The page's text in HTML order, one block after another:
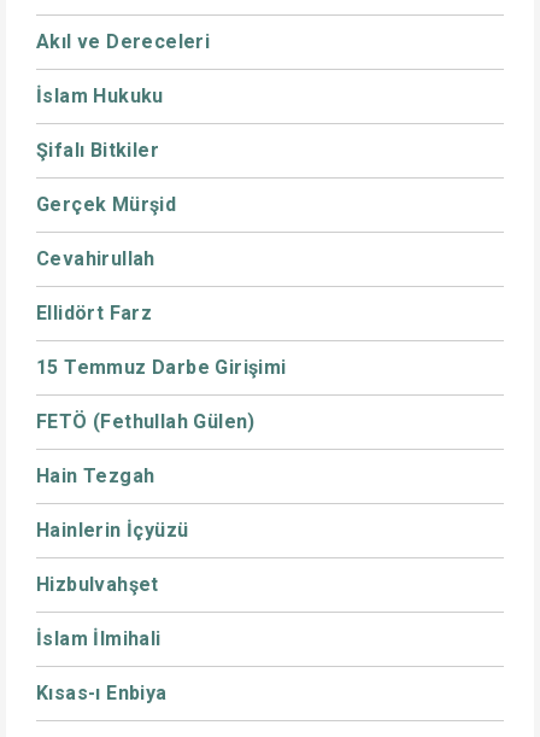
Akıl ve Dereceleri
İslam Hukuku
Şifalı Bitkiler
Gerçek Mürşid
Cevahirullah
Ellidört Farz
15 Temmuz Darbe Girişimi
FETÖ (Fethullah Gülen)
Hain Tezgah
Hainlerin İçyüzü
Hizbulvahşet
İslam İlmihali
Kısas-ı Enbiya